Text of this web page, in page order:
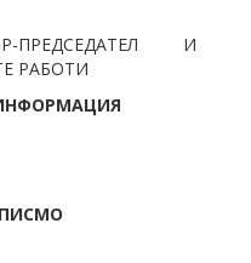
ПРЕДСЕДАТЕЛ И
РАБОТИ